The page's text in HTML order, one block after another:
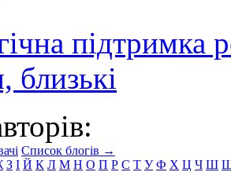
підтримка
близькі
Список блогів →
З І Й К Л М Н О П Р С Т У Ф Х Ц Ч Ш